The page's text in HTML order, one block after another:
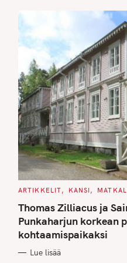
C
T
E
G
O
R
I
S
ARTIKKELIT KANSI
Thomas Zilliacus ja
Punkaharjun korkean
kohtaamispaikaksi
Lue lisää